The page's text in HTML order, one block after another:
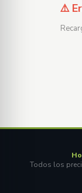
⚠️
Todos los